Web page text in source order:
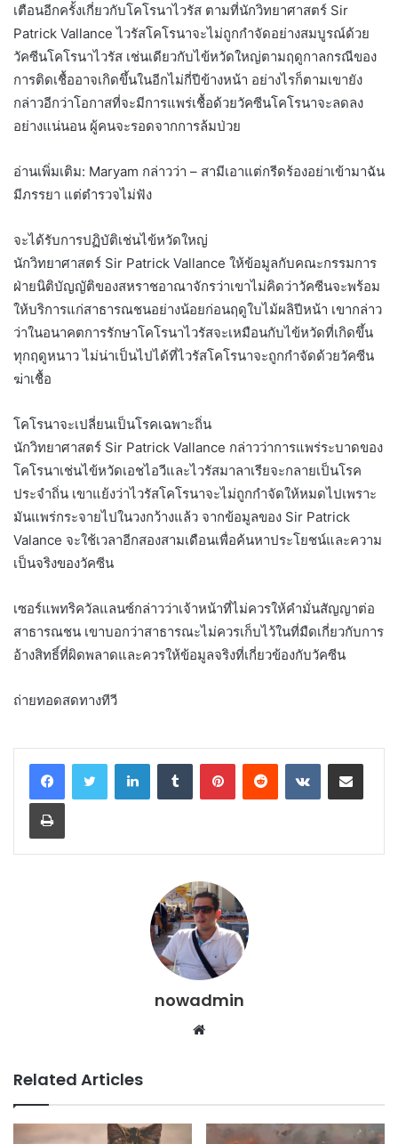
เตือนอีกครั้งเกี่ยวกับโคโรนาไวรัส ตามที่นักวิทยาศาสตร์ Sir
Patrick Vallance ไวรัสโคโรนาจะไม่ถูกกำจัดอย่างสมบูรณ์ด้วย
วัคซีนโคโรนาไวรัส เช่นเดียวกับไข้หวัดใหญ่ตามฤดูกาลกรณีของ
การติดเชื้ออาจเกิดขึ้นในอีกไม่กี่ปีข้างหน้า อย่างไรก็ตามเขายัง
กล่าวอีกว่าโอกาสที่จะมีการแพร่เชื้อด้วยวัคซีนโคโรนาจะลดลง
อย่างแน่นอน ผู้คนจะรอดจากการล้มป่วย
อ่านเพิ่มเติม: Maryam กล่าวว่า – สามีเอาแต่กรีดร้องอย่าเข้ามาฉัน
มีภรรยา แต่ตำรวจไม่ฟัง
จะได้รับการปฏิบัติเช่นไข้หวัดใหญ่
นักวิทยาศาสตร์ Sir Patrick Vallance ให้ข้อมูลกับคณะกรรมการ
ฝ่ายนิติบัญญัติของสหราชอาณาจักรว่าเขาไม่คิดว่าวัคซีนจะพร้อม
ให้บริการแก่สาธารณชนอย่างน้อยก่อนฤดูใบไม้ผลิปีหน้า เขากล่าว
ว่าในอนาคตการรักษาโคโรนาไวรัสจะเหมือนกับไข้หวัดที่เกิดขึ้น
ทุกฤดูหนาว ไม่น่าเป็นไปได้ที่ไวรัสโคโรนาจะถูกกำจัดด้วยวัคซีน
ฆ่าเชื้อ
โคโรนาจะเปลี่ยนเป็นโรคเฉพาะถิ่น
นักวิทยาศาสตร์ Sir Patrick Vallance กล่าวว่าการแพร่ระบาดของ
โคโรนาเช่นไข้หวัดเอชไอวีและไวรัสมาลาเรียจะกลายเป็นโรค
ประจำถิ่น เขาแย้งว่าไวรัสโคโรนาจะไม่ถูกกำจัดให้หมดไปเพราะ
มันแพร่กระจายไปในวงกว้างแล้ว จากข้อมูลของ Sir Patrick
Valance จะใช้เวลาอีกสองสามเดือนเพื่อค้นหาประโยชน์และความ
เป็นจริงของวัคซีน
เซอร์แพทริควัลแลนซ์กล่าวว่าเจ้าหน้าที่ไม่ควรให้คำมั่นสัญญาต่อ
สาธารณชน เขาบอกว่าสาธารณะไม่ควรเก็บไว้ในที่มืดเกี่ยวกับการ
อ้างสิทธิ์ที่ผิดพลาดและควรให้ข้อมูลจริงที่เกี่ยวข้องกับวัคซีน
ถ่ายทอดสดทางทีวี
LinkedInTumblr PinterestReddit VKontakteShare via Email
Print
nowadmin
Website
Related Articles